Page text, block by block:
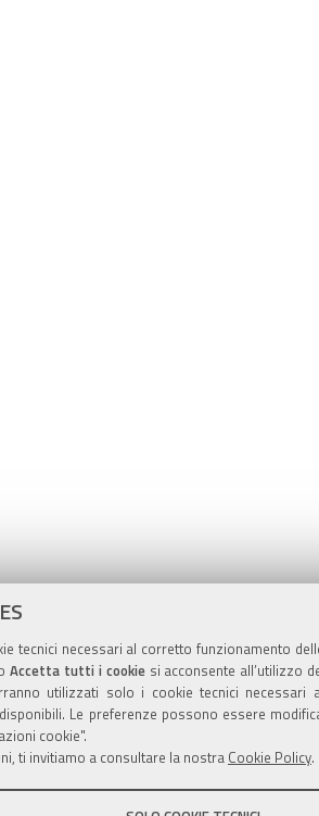
tecnici necessari al corretto funzionamento
Accetta tutti i cookiesi acconsente all’utilizzo
utilizzati solo i cookie tecnici necessari
Le preferenze possono essere
cookie".
ti invitiamo a consultare la nostra Cookie Policy.